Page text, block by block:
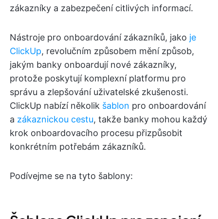
zákazníky a zabezpečení citlivých informací.
Nástroje pro onboardování zákazníků, jako je
ClickUp, revolučním způsobem mění způsob,
jakým banky onboardují nové zákazníky,
protože poskytují komplexní platformu pro
správu a zlepšování uživatelské zkušenosti.
ClickUp nabízí několik šablon pro onboardování
a zákaznickou cestu, takže banky mohou každý
krok onboardovacího procesu přizpůsobit
konkrétním potřebám zákazníků.
Podívejme se na tyto šablony: